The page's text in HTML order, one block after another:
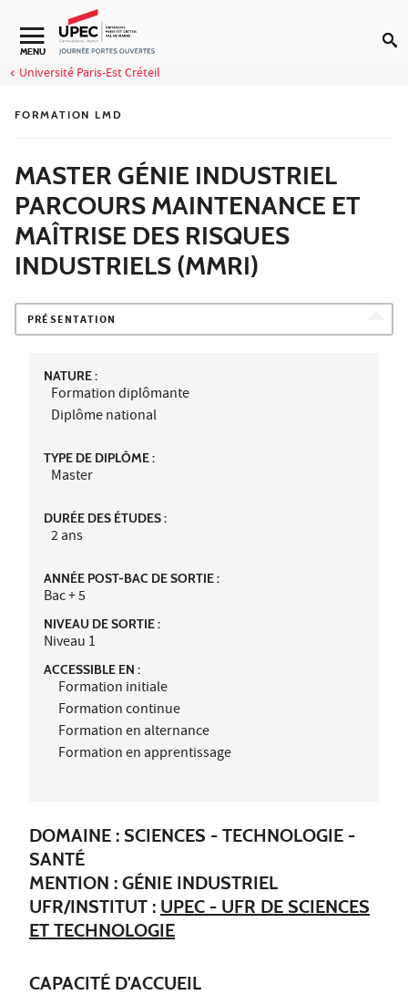
Aller au contenu
MENU
Université Paris-Est Créteil
FORMATION LMD
MASTER GÉNIE INDUSTRIEL
PARCOURS MAINTENANCE ET
MAÎTRISE DES RISQUES
INDUSTRIELS (MMRI)
PRÉSENTATION
NATURE :
Formation diplômante
Diplôme national
TYPE DE DIPLÔME :
Master
DURÉE DES ÉTUDES :
2 ans
ANNÉE POST-BAC DE SORTIE :
Bac + 5
NIVEAU DE SORTIE :
Niveau 1
ACCESSIBLE EN :
Formation initiale
Formation continue
Formation en alternance
Formation en apprentissage
DOMAINE : SCIENCES - TECHNOLOGIE -
SANTÉ
MENTION : GÉNIE INDUSTRIEL
UFR/INSTITUT : UPEC - UFR DE SCIENCES
ET TECHNOLOGIE
CAPACITÉ D'ACCUEIL